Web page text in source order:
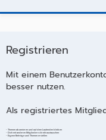
Registrieren
Mit einem
besser nutzen.
Als registriertes
- Themen abonnieren und auf dem Laufenden bleiben
- Dich mit anderen Mitgliedern direkt austauschen
- Eigene Beiträge und Themen erstellen